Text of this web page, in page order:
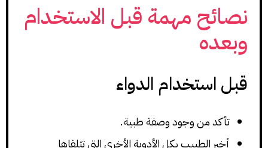
نصائح مهمة قبل الاستخدام
وبعده
قبل استخدام الدواء
تأكد من وجود وصفة طبية.
أخبر الطبيب بكل الأدوية الأخرى التي تتلقاها